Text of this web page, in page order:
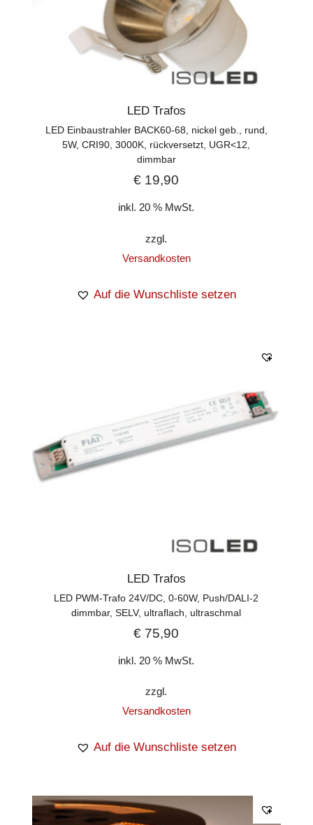
LED Trafos
LED Einbaustrahler BACK60-68, nickel geb., rund,
5W, CRI90, 3000K, rückversetzt, UGR<12,
dimmbar
€ 19,90
inkl. 20 % MwSt.
zzgl.
Versandkosten
Auf die Wunschliste setzen
LED Trafos
LED PWM-Trafo 24V/DC, 0-60W, Push/DALI-2
dimmbar, SELV, ultraflach, ultraschmal
€ 75,90
inkl. 20 % MwSt.
zzgl.
Versandkosten
Auf die Wunschliste setzen